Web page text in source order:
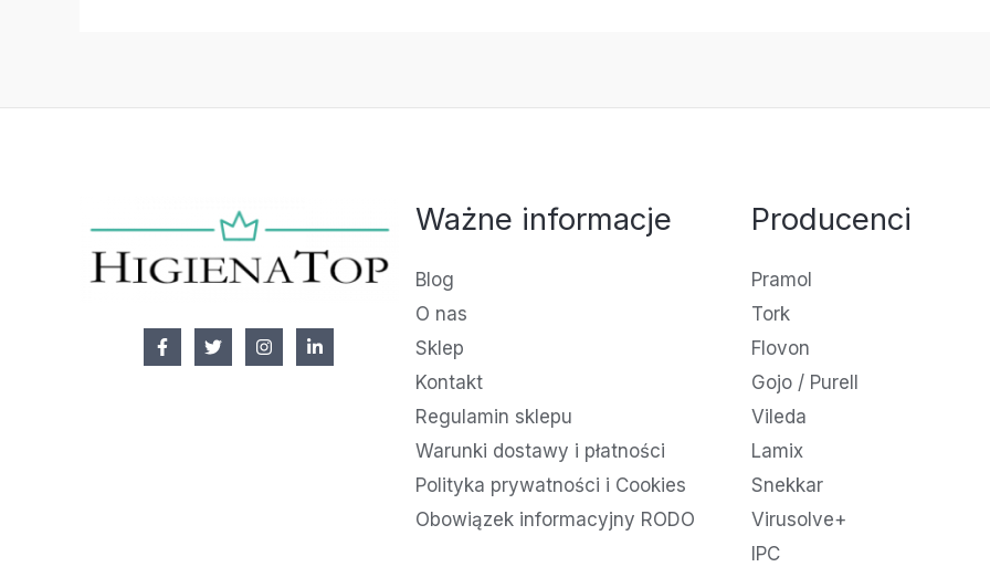
Ważne informacje
Blog
O nas
Sklep
Kontakt
Regulamin sklepu
Warunki dostawy i płatności
Polityka prywatności i Cookies
Obowiązek informacyjny RODO
Producenci
Pramol
Tork
Flovon
Gojo / Purell
Vileda
Lamix
Snekkar
Virusolve+
IPC